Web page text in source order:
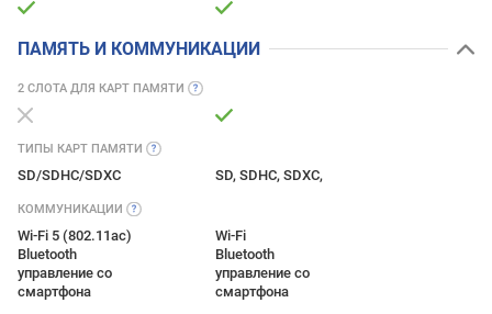
ПАМЯТЬ И КОММУНИКАЦИИ
2 СЛОТА ДЛЯ КАРТ ПАМЯТИ
ТИПЫ КАРТ ПАМЯТИ
SD/SDHC/SDXC SD, SDHC, SDXC,
КОММУНИКАЦИИ
Wi-Fi 5 (802.11ac)
Bluetooth
управление со
смартфона
Wi-Fi
Bluetooth
управление со
смартфона